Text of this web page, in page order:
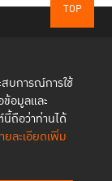
บการณ์การใช้
อมูลและ
นี้ถือว่าท่านได้
ยละเอียดเพิ่ม
TOP